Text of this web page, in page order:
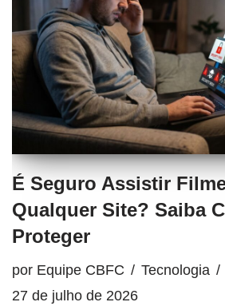
É Seguro Assistir
Qualquer Site? Saiba
Proteger
por Equipe CBFC
Tecnologia
27 de julho de 2026